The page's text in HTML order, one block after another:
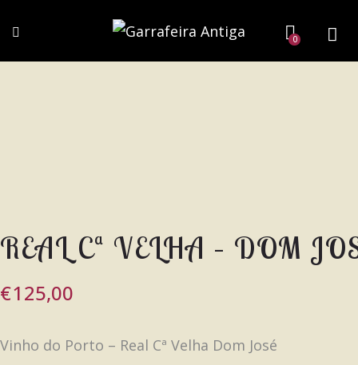
0
REAL Cª VELHA – DOM
€125,00
Vinho do Porto – Real Cª Velha Dom José